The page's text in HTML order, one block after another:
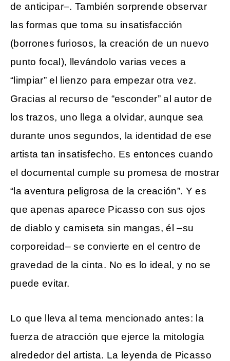
de anticipar–. También sorprende observar
las formas que toma su insatisfacción
(borrones furiosos, la creación de un nuevo
punto focal), llevándolo varias veces a
“limpiar” el lienzo para empezar otra vez.
Gracias al recurso de “esconder” al autor de
los trazos, uno llega a olvidar, aunque sea
durante unos segundos, la identidad de ese
artista tan insatisfecho. Es entonces cuando
el documental cumple su promesa de mostrar
“la aventura peligrosa de la creación”. Y es
que apenas aparece Picasso con sus ojos
de diablo y camiseta sin mangas, él –su
corporeidad– se convierte en el centro de
gravedad de la cinta. No es lo ideal, y no se
puede evitar.
Lo que lleva al tema mencionado antes: la
fuerza de atracción que ejerce la mitología
alrededor del artista. La leyenda de Picasso